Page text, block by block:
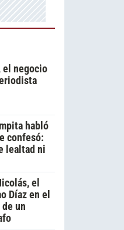
el negocio
habló
confesó:
lealtad ni
el
Díaz en el
un